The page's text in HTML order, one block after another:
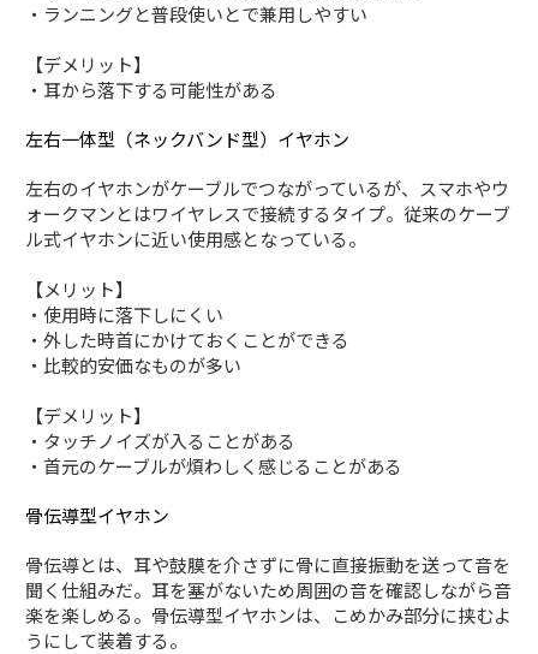
・ランニングと普段使いとで兼用しやすい
【デメリット】
・耳から落下する可能性がある
左右一体型（ネックバンド型）イヤホン
左右のイヤホンがケーブルでつながっているが、スマホやウ
ォークマンとはワイヤレスで接続するタイプ。従来のケーブ
ル式イヤホンに近い使用感となっている。
【メリット】
・使用時に落下しにくい
・外した時首にかけておくことができる
・比較的安価なものが多い
【デメリット】
・タッチノイズが入ることがある
・首元のケーブルが煩わしく感じることがある
骨伝導型イヤホン
骨伝導とは、耳や鼓膜を介さずに骨に直接振動を送って音を
聞く仕組みだ。耳を塞がないため周囲の音を確認しながら音
楽を楽しめる。骨伝導型イヤホンは、こめかみ部分に挟むよ
うにして装着する。